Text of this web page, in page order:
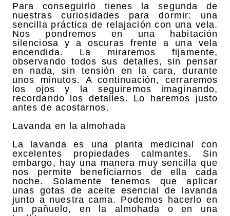
Para conseguirlo tienes la segunda de
nuestras curiosidades para dormir: una
sencilla práctica de relajación con una vela.
Nos pondremos en una habitación
silenciosa y a oscuras frente a una vela
encendida. La miraremos fijamente,
observando todos sus detalles, sin pensar
en nada, sin tensión en la cara, durante
unos minutos. A continuación, cerraremos
los ojos y la seguiremos imaginando,
recordando los detalles. Lo haremos justo
antes de acostarnos.
Lavanda en la almohada
La lavanda es una planta medicinal con
excelentes propiedades calmantes. Sin
embargo, hay una manera muy sencilla que
nos permite beneficiarnos de ella cada
noche. Solamente tenemos que aplicar
unas gotas de aceite esencial de lavanda
junto a nuestra cama. Podemos hacerlo en
un pañuelo, en la almohada o en una